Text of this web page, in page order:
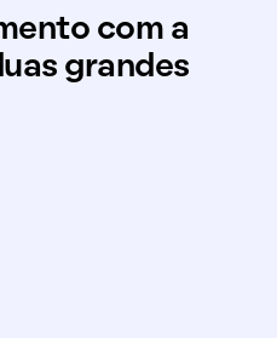
com a
grandes